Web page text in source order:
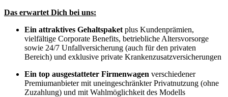
Das erwartet Dich bei uns:
Ein attraktives Gehaltspaket plus Kundenprämien,
vielfältige Corporate Benefits, betriebliche Altersvorsorge
sowie 24/7 Unfallversicherung (auch für den privaten
Bereich) und exklusive private Krankenzusatzversicherungen
Ein top ausgestatteter Firmenwagen verschiedener
Premiumanbieter mit uneingeschränkter Privatnutzung (ohne
Zuzahlung) und mit Wahlmöglichkeit des Modells